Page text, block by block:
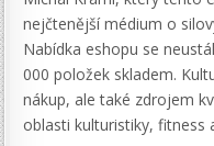
nejčtenější médium o
Nabídka eshopu se
000 položek skladem.
nákup, ale také zdrojem
oblasti kulturistiky, fitness